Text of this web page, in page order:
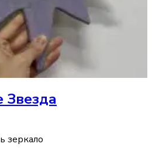
Звезда
зеркало